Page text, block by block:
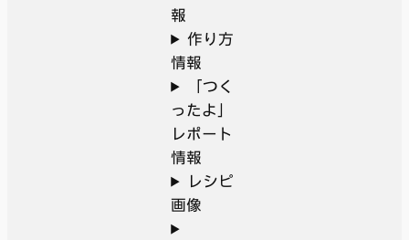
報
作り方
情報
「つく
ったよ」
レポート
情報
レシピ
画像